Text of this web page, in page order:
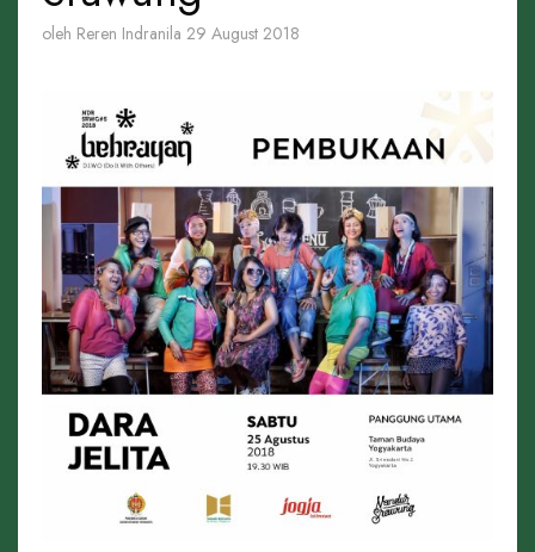
oleh Reren Indranila 29 August 2018